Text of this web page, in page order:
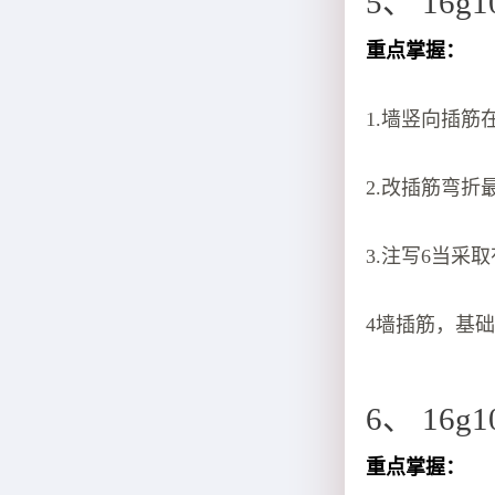
重点掌握：
1.墙竖向插筋
2.改插筋弯折
3.注写6当采
4墙插筋，基
6、
重点掌握：